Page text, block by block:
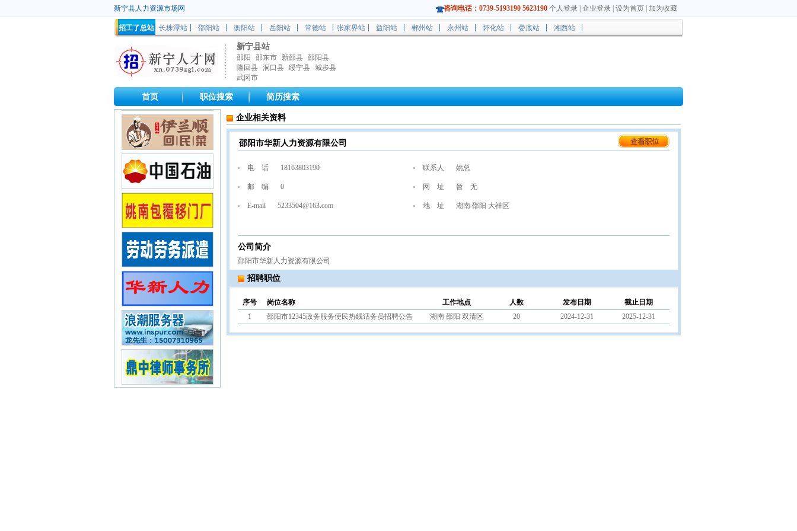
新宁县人力资源市场网 咨询电话：0739-5193190 5623190 个人登录 企业登录 设为首页 加为收藏
招工了总站 长株潭站 邵阳站 衡阳站 岳阳站 常德站 张家界站 益阳站 郴州站 永州站 怀化站 娄底站 湘西站
新宁县站
邵阳 邵东市 新邵县 邵阳县
隆回县 洞口县 绥宁县 城步县
武冈市
首页 职位搜索 简历搜索
企业相关资料
邵阳市华新人力资源有限公司
电 话 18163803190 联系人 姚总
邮 编 0 网 址 暂 无
E-mail 5233504@163.com 地 址 湖南 邵阳 大祥区
公司简介
邵阳市华新人力资源有限公司
招聘职位
序号 岗位名称 工作地点 人数 发布日期
截止日期
1
邵阳市12345政务服务便民热线话务员招聘公告 湖南 邵阳 双清区 20 2024-12-31 2025-12-31